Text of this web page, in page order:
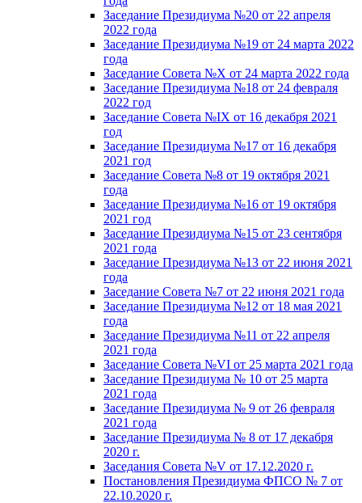
Заседание Президиума №20 от 22 апреля
2022 года
Заседание Президиума №19 от 24 марта 2022
года
Заседание Совета №X от 24 марта 2022 года
Заседание Президиума №18 от 24 февраля
2022 год
Заседание Совета №IX от 16 декабря 2021
год
Заседание Президиума №17 от 16 декабря
2021 год
Заседание Совета №8 от 19 октября 2021
года
Заседание Президиума №16 от 19 октября
2021 год
Заседание Президиума №15 от 23 сентября
2021 года
Заседание Президиума №13 от 22 июня 2021
года
Заседание Совета №7 от 22 июня 2021 года
Заседание Президиума №12 от 18 мая 2021
года
Заседание Президиума №11 от 22 апреля
2021 года
Заседание Совета №VI от 25 марта 2021 года
Заседание Президиума № 10 от 25 марта
2021 года
Заседание Президиума № 9 от 26 февраля
2021 года
Заседание Президиума № 8 от 17 декабря
2020 г.
Заседания Совета №V от 17.12.2020 г.
Постановления Президиума ФПСО № 7 от
22.10.2020 г.